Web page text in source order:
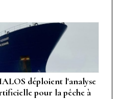
déploient l'analyse
pour la pêche à